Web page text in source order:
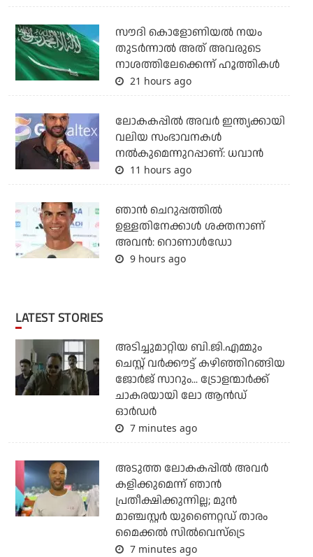
സൗദി കൊളോണിയല്‍ നയം
തുടര്‍ന്നാല്‍ അത് അവരുടെ
നാശത്തിലേക്കെന്ന് ഹൂത്തികള്‍
21 hours ago
ലോകകപ്പിൽ അവര്‍ ഇന്ത്യക്കായി
വലിയ സംഭാവനകള്‍
നല്‍കുമെന്നുറപ്പാണ്: ധവാന്‍
11 hours ago
ഞാന്‍ ചെറുപ്പത്തില്‍
ഉള്ളതിനേക്കാള്‍ ശക്തനാണ്
അവന്‍: റൊണാള്‍ഡോ
9 hours ago
LATEST STORIES
അടിച്ചുമാറ്റിയ ബി.ജി.എമ്മും
ചെസ്റ്റ് വര്‍ക്കൗട്ട് കഴിഞ്ഞിറങ്ങിയ
ജോര്‍ജ് സാറും... ട്രോളന്മാര്‍ക്ക്
ചാകരയായി ലോ ആന്‍ഡ്
ഓര്‍ഡര്‍
7 minutes ago
അടുത്ത ലോകകപ്പില്‍ അവര്‍
കളിക്കുമെന്ന് ഞാന്‍
പ്രതീക്ഷിക്കുന്നില്ല; മുന്‍
മാഞ്ചസ്റ്റര്‍ യുണൈറ്റഡ് താരം
മൈക്കൽ സില്‍വെസ്‌ട്രെ
7 minutes ago